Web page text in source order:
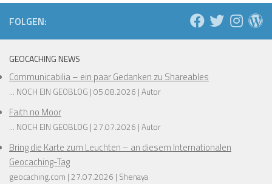
❅
❅
FOLGEN:
GEOCACHING NEWS
Communicabilia – ein paar Gedanken zu Shareables
... NOCH EIN GEOBLOG 05.08.2026 Autor
Faith no Moor
... NOCH EIN GEOBLOG 27.07.2026 Autor
Bring die Karte zum Leuchten – an diesem Internationalen
Geocaching-Tag
geocaching.com 27.07.2026 Shenaya